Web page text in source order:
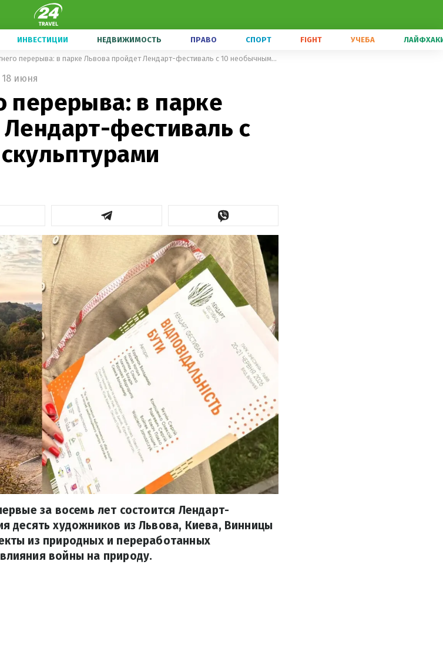
ИНВЕСТИЦИИ НЕДВИЖИМОСТЬ ПРАВО СПОРТ FIGHT УЧЕБА
После 8-летнего перерыва: в парке Львова пройдет Лендарт-фестиваль с 10 необычными скульптурами
18 июня
перерыва: в парке
фестиваль с
за восемь лет состоится Лендарт-
десять художников из Львова, Киева, Винницы
из природных и переработанных
войны на природу.